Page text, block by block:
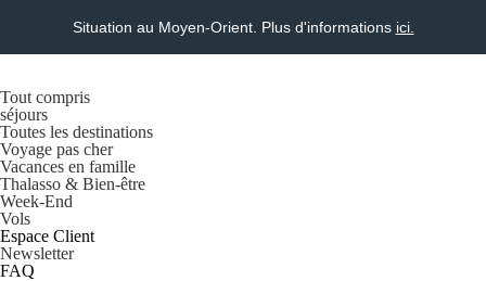
Situation au Moyen-Orient. Plus d'informations ici.
Tout compris
séjours
Toutes les destinations
Voyage pas cher
Vacances en famille
Thalasso & Bien-être
Week-End
Vols
Espace Client
Newsletter
FAQ